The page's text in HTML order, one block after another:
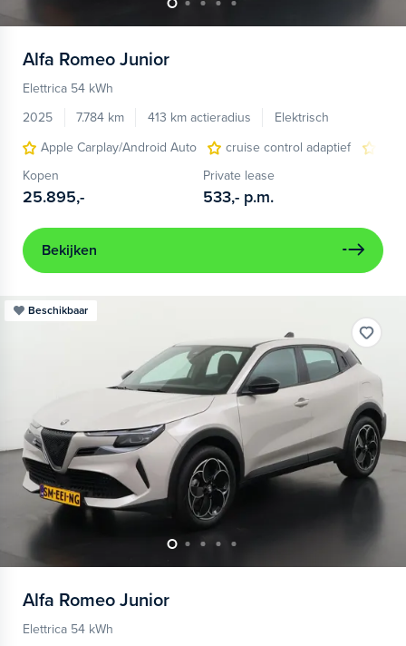
Alfa Romeo Junior
Elettrica 54 kWh
2025
7.784 km 413 km actieradius
Elektrisch
Apple Carplay/Android Auto
cruise control adaptief
Kopen
25.895,-
Private lease
533,- p.m.
Bekijken
Beschikbaar
Alfa Romeo Junior
Elettrica 54 kWh